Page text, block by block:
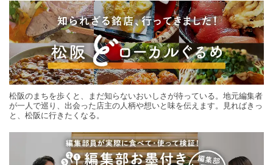
松阪のまちを歩くと、まだ知らないおいしさが待っている。地元編集者
が一人で巡り、出会った店主の人柄や想いと味を伝えます。見ればきっ
と、松阪に行きたくなる。